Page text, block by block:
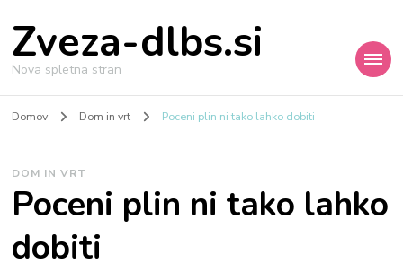
Zveza-dlbs.si
Nova spletna stran
Domov Dom in vrt Poceni plin ni tako lahko dobiti
DOM IN VRT
Poceni plin ni tako lahko
dobiti